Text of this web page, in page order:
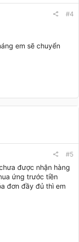
#4
em sẽ chuyển
#5
được nhận hàng
ứng trước tiền
đơn đầy đủ thì em